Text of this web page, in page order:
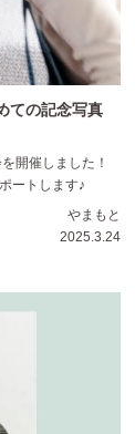
ての記念写真
開催しました！
ートします♪
やまもと
2025.3.24